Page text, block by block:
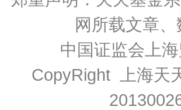
网所载文章
中国证监会上
CopyRight 上海天